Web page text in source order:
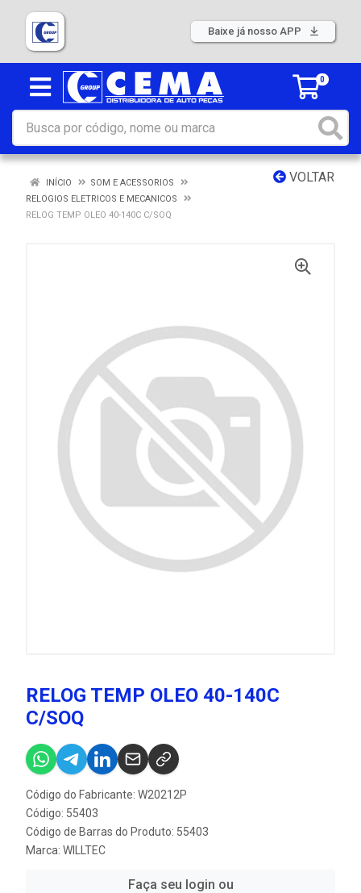
Baixe já nosso APP
0
VOLTAR
INÍCIO
SOM E ACESSORIOS
RELOGIOS ELETRICOS E MECANICOS
RELOG TEMP OLEO 40-140C C/SOQ
RELOG TEMP OLEO 40-140C
C/SOQ
Código do Fabricante: W20212P
Código: 55403
Código de Barras do Produto: 55403
Marca: WILLTEC
Faça seu login ou